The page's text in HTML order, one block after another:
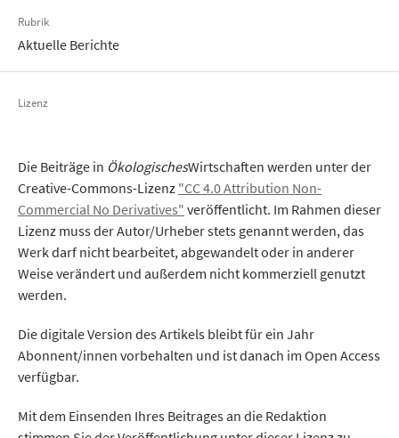
Rubrik
Aktuelle Berichte
Lizenz
Die Beiträge in ÖkologischesWirtschaften werden unter der
Creative-Commons-Lizenz "CC 4.0 Attribution Non-
Commercial No Derivatives" veröffentlicht. Im Rahmen dieser
Lizenz muss der Autor/Urheber stets genannt werden, das
Werk darf nicht bearbeitet, abgewandelt oder in anderer
Weise verändert und außerdem nicht kommerziell genutzt
werden.
Die digitale Version des Artikels bleibt für ein Jahr
Abonnent/innen vorbehalten und ist danach im Open Access
verfügbar.
Mit dem Einsenden Ihres Beitrages an die Redaktion